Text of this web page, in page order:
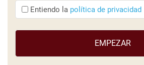
Entiendo
que
(Obligatorio)
Entiendo la política de privacidad